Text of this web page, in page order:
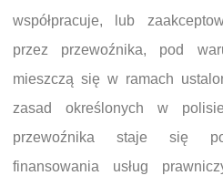
współpracuje, lub
przez przewoźnika, pod
mieszczą się w ramach
zasad określonych w
przewoźnika staje się
finansowania usług